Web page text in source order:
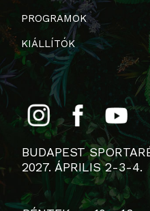
PROGRAMOK
KIÁLLÍTÓK
BUDAPEST
2027. ÁPRILIS 2-3-4.